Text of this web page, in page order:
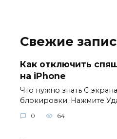
Свежие
Как отключить
на iPhone
Что нужно знать С экрана
блокировки: Нажмите
0 64